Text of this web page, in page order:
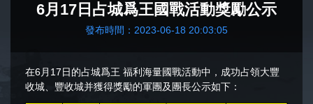
6月17日占城爲王國戰活動獎勵公示
發布時間：2023-06-18 20:03:05
在6月17日的占城爲王 福利海量國戰活動中，成功占領大豐
收城、豐收城并獲得獎勵的軍團及團長公示如下：